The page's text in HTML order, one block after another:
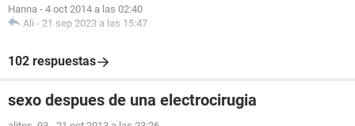
Hanna - 4 oct 2014 a las 02:40
Ali - 21 sep 2023 a las 15:47
102 respuestas
sexo despues de una electrocirugia